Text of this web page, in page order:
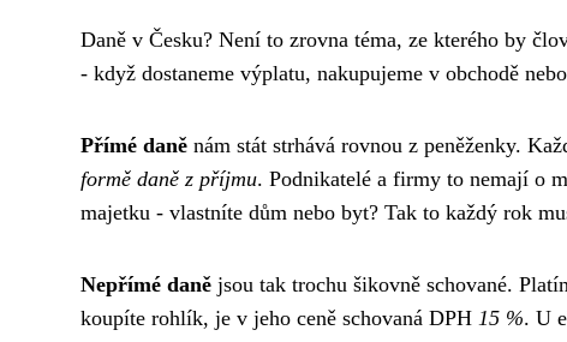
Daně v Česku? Není to zrovna téma, ze kterého by
- když dostaneme výplatu, nakupujeme v obchodě
Přímé daně nám stát strhává rovnou z peněženky.
formě daně z příjmu. Podnikatelé a firmy to nemají o
majetku - vlastníte dům nebo byt? Tak to každý rok
Nepřímé daně jsou tak trochu šikovně schované.
koupíte rohlík, je v jeho ceně schovaná DPH 15 %. U